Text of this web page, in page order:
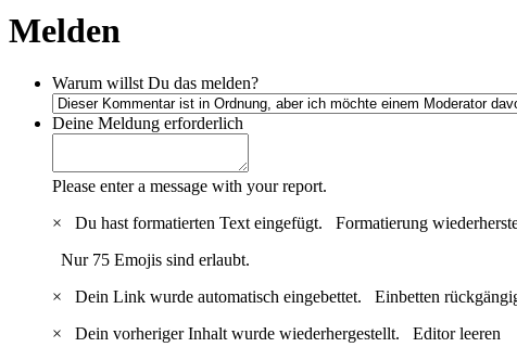
Melden
Warum willst Du das melden?
Deine Meldung erforderlich
Please enter a message with your report.
×
Du hast formatierten Text eingefügt. Formatierung
Nur 75 Emojis sind erlaubt.
×
Dein Link wurde automatisch eingebettet. Einbetten
×
Dein vorheriger Inhalt wurde wiederhergestellt. Editor leeren